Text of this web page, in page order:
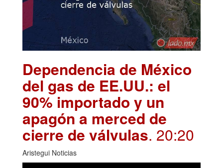
Dependencia de México
del gas de EE.UU.: el
90% importado y un
apagón a merced de
cierre de válvulas. 20:20
Aristegui Noticias